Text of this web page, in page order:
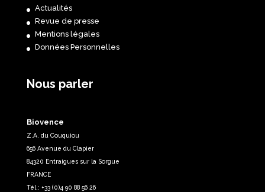
Actualités
Revue de presse
Mentions légales
Données Personnelles
Nous parler
Biovence
Z.A. du Couquiou
656 Avenue du Clapier
84320 Entraigues sur la Sorgue
FRANCE
Tél.: +33 (0)4 90 88 56 26